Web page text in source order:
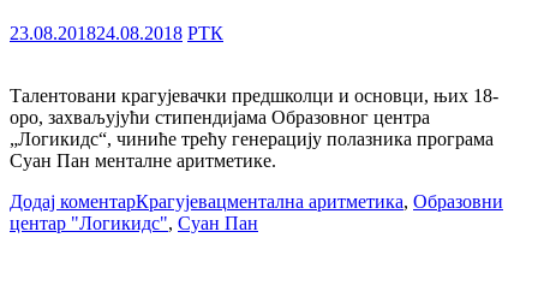
23.08.201824.08.2018 РТК
Талентовани крагујевачки предшколци и основци, њих 18-
оро, захваљујући стипендијама Образовног центра
„Логикидс“, чиниће трећу генерацију полазника програма
Суан Пан менталне аритметике.
Додај коментарКрагујевацментална аритметика, Образовни
центар "Логикидс", Суан Пан